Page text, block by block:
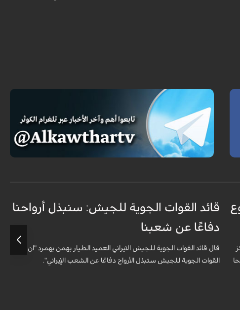
قائد القوات الجوية للجيش: سنبذل أرواحنا
دفاعًا عن شعبنا
قال قائد القوات الجوية للجيش الايراني العميد الطيار بهمن بهمرد "ان
القوات الجوية للجيش ستبذل الأرواح دفاعًا عن الشعب الإيراني".